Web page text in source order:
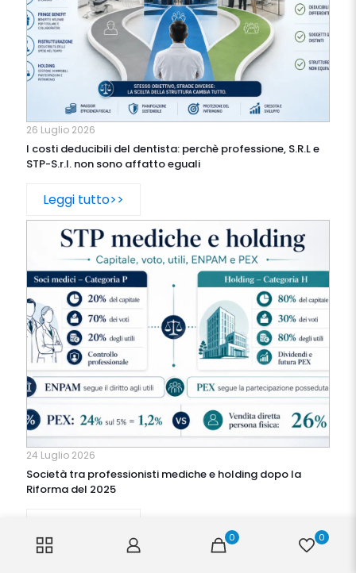
26 Luglio 2026
I costi deducibili del dentista: perchè professione, S.R.L e
STP-S.r.l. non sono affatto eguali
Leggi tutto>>
24 Luglio 2026
Società tra professionisti mediche e holding dopo la
Riforma del 2025
0 0